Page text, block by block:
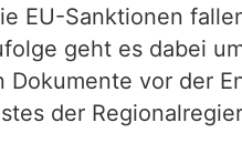
EU-Sanktionen
geht es dabei
vor der
der